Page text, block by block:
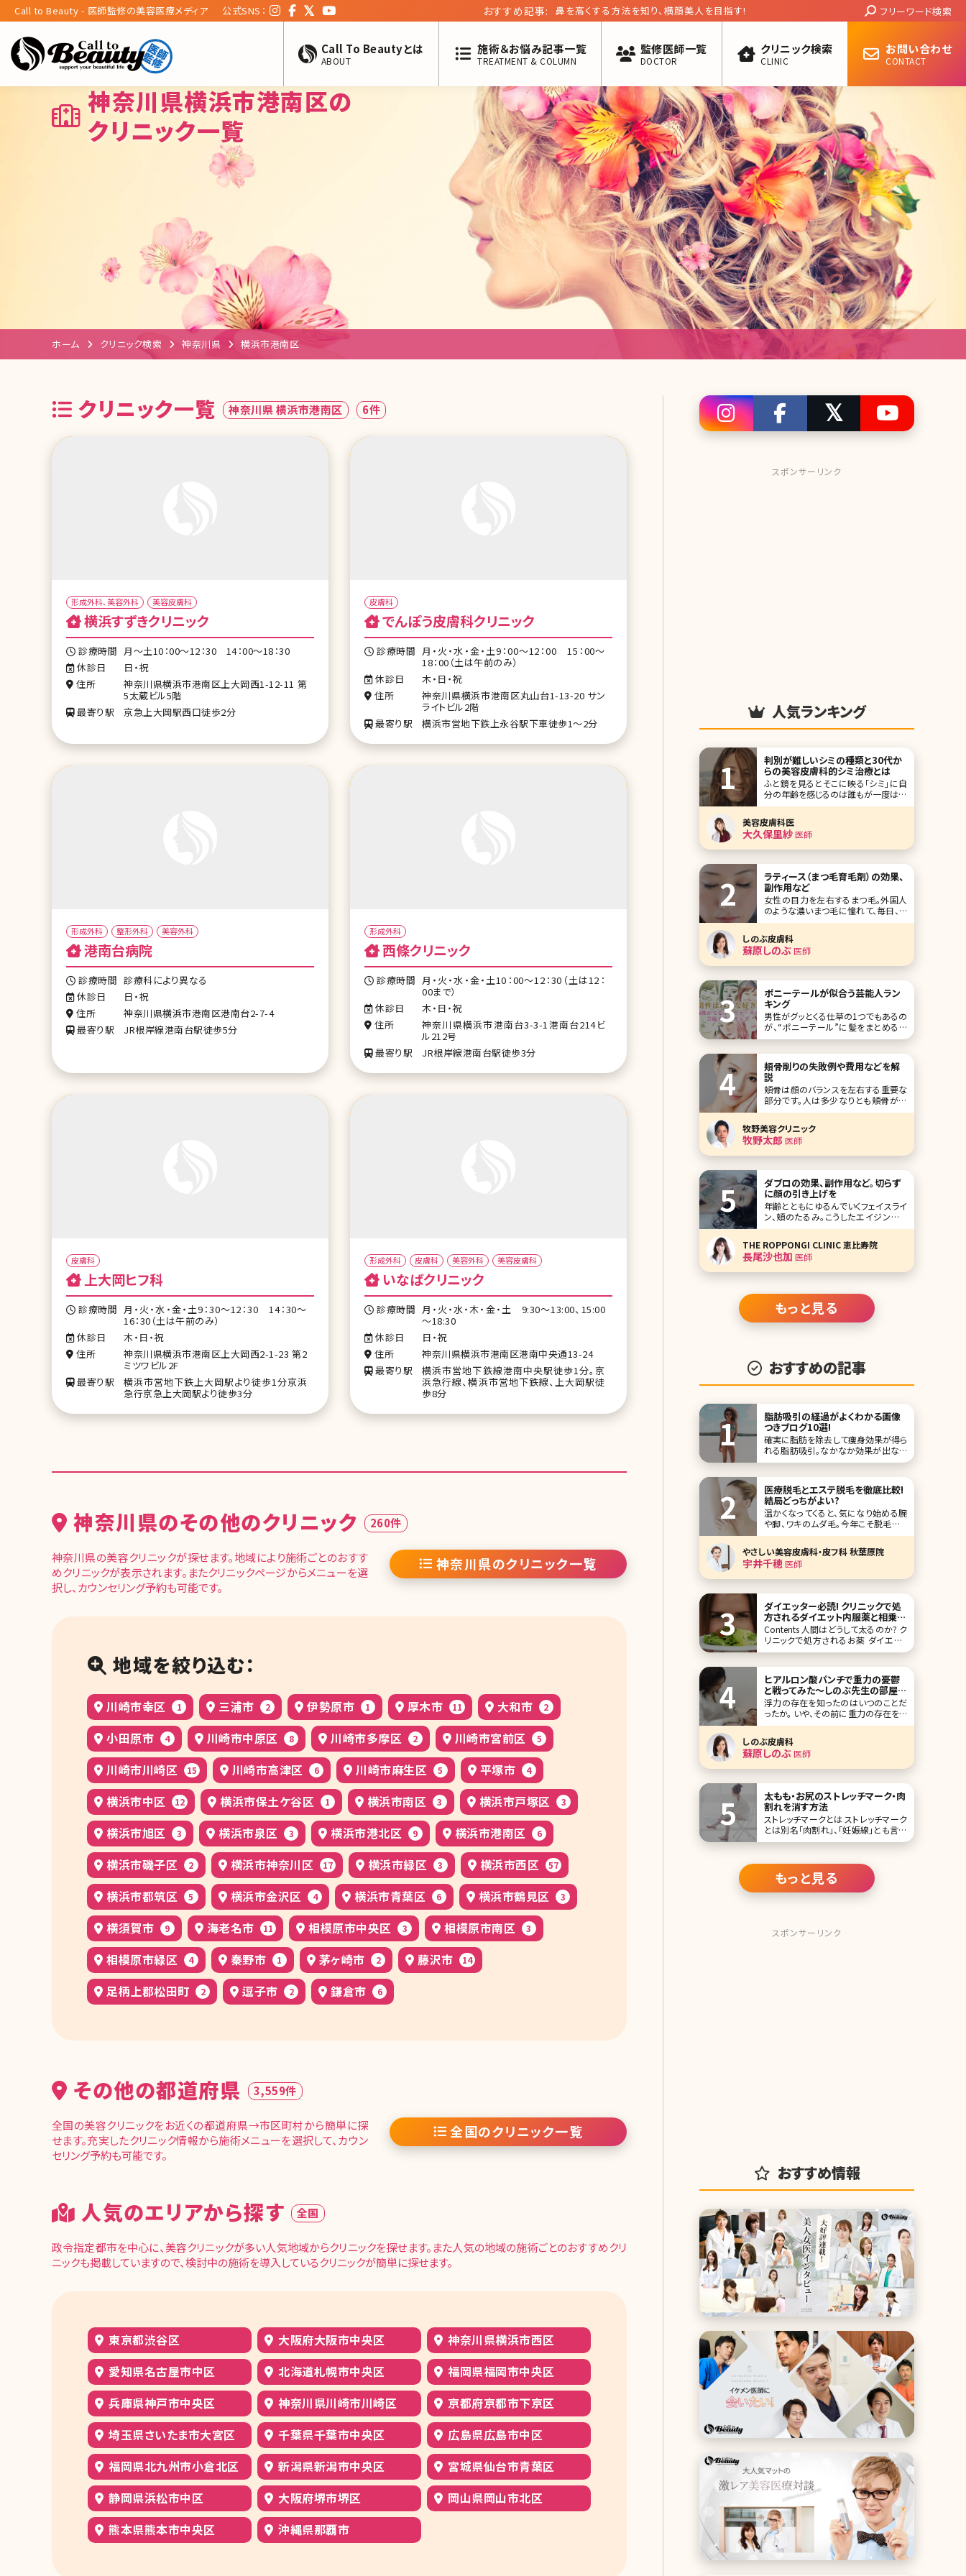
Call to Beauty - 医師監修の美容医療メディア 公式SNS： おすすめ記事: 美しいデコルテを持つ芸能人・女優ランキング Search:
フリーワード検索
Call To Beautyとは
ABOUT
施術＆お悩み記事一覧
TREATMENT & COLUMN
監修医師一覧
DOCTOR
クリニック検索
CLINIC
お問い合わせ
CONTACT
神奈川県横浜市港南区の
クリニック一覧
ホーム クリニック検索 神奈川県 横浜市港南区
クリニック一覧 神奈川県 横浜市港南区 6件
形成外科、美容外科 美容皮膚科
横浜すずきクリニック
診療時間 月～土10：00～12：30 14：00～18：30
休診日
日・祝
住所
神奈川県横浜市港南区上大岡西1-12-11 第
5太蔵ビル5階
最寄り駅
京急上大岡駅西口徒歩2分
皮膚科
でんぽう皮膚科クリニック
診療時間 月・火・水・金・土9：00～12：00 15：00～
18：00（土は午前のみ）
休診日
木・日・祝
住所
神奈川県横浜市港南区丸山台1-13-20 サン
ライトビル2階
最寄り駅
横浜市営地下鉄上永谷駅下車徒歩1～2分
形成外科 整形外科 美容外科
港南台病院
診療時間 診療科により異なる
休診日
日・祝
住所
神奈川県横浜市港南区港南台2-7-4
最寄り駅
JR根岸線港南台駅徒歩5分
形成外科
西條クリニック
診療時間 月・火・水・金・土10：00～12：30（土は12：
00まで）
休診日
木・日・祝
住所
神奈川県横浜市港南台3-3-1港南台214ビ
ル212号
最寄り駅
JR根岸線港南台駅徒歩3分
皮膚科
上大岡ヒフ科
診療時間 月・火・水・金・土9：30～12：30 14：30～
16：30（土は午前のみ）
休診日
木・日・祝
住所
神奈川県横浜市港南区上大岡西2-1-23 第2
ミツワビル2F
最寄り駅
横浜市営地下鉄上大岡駅より徒歩1分京浜
急行京急上大岡駅より徒歩3分
形成外科 皮膚科 美容外科 美容皮膚科
いなばクリニック
診療時間 月・火・水・木・金・土 9:30～13:00、15:00
～18:30
休診日
日・祝
住所
神奈川県横浜市港南区港南中央通13-24
最寄り駅
横浜市営地下鉄線港南中央駅徒歩1分。京
浜急行線、横浜市営地下鉄線、上大岡駅徒
歩8分
神奈川県のその他のクリニック 260件
神奈川県の美容クリニックが探せます。地域により施術ごとのおすす
めクリニックが表示されます。またクリニックページからメニューを選
択し、カウンセリング予約も可能です。
神奈川県のクリニック一覧
地域を絞り込む：
川崎市幸区 1 三浦市 2 伊勢原市 1 厚木市 11 大和市 2
小田原市 4 川崎市中原区 8 川崎市多摩区 2 川崎市宮前区 5
川崎市川崎区 15 川崎市高津区 6 川崎市麻生区 5 平塚市 4
横浜市中区 12 横浜市保土ケ谷区 1 横浜市南区 3 横浜市戸塚区 3
横浜市旭区 3 横浜市泉区 3 横浜市港北区 9 横浜市港南区 6
横浜市磯子区 2 横浜市神奈川区 17 横浜市緑区 3 横浜市西区 57
横浜市都筑区 5 横浜市金沢区 4 横浜市青葉区 6 横浜市鶴見区 3
横須賀市 9 海老名市 11 相模原市中央区 3 相模原市南区 3
相模原市緑区 4 秦野市 1 茅ヶ崎市 2 藤沢市 14
足柄上郡松田町 2 逗子市 2 鎌倉市 6
その他の都道府県 3,559件
全国の美容クリニックをお近くの都道府県→市区町村から簡単に探
せます。充実したクリニック情報から施術メニューを選択して、カウン
セリング予約も可能です。
全国のクリニック一覧
人気のエリアから探す 全国
政令指定都市を中心に、美容クリニックが多い人気地域からクリニックを探せます。また人気の地域の施術ごとのおすすめクリ
ニックも掲載していますので、検討中の施術を導入しているクリニックが簡単に探せます。
東京都渋谷区 大阪府大阪市中央区
神奈川県横浜市西区
愛知県名古屋市中区
北海道札幌市中央区
福岡県福岡市中央区
兵庫県神戸市中央区
神奈川県川崎市川崎区
京都府京都市下京区
埼玉県さいたま市大宮区
千葉県千葉市中央区
広島県広島市中区
福岡県北九州市小倉北区
新潟県新潟市中央区
宮城県仙台市青葉区
静岡県浜松市中区
大阪府堺市堺区
岡山県岡山市北区
熊本県熊本市中央区
沖縄県那覇市
スポンサーリンク
人気ランキング
判別が難しいシミの種類と30代か
らの美容皮膚科的シミ治療とは
ふと鏡を見るとそこに映る「シミ」に自
分の年齢を感じるのは誰もが一度は経
験することかと思います。シワやたるみ
より自分自身で1番気になるところは
シミだと言われています。シミがあるだ
けで隠すためにメイクの時間もかか
り、憂鬱な気持ちになった方も多いの
齢を感じるシミについ
美容皮膚科医
大久保里紗医師
ラティース（まつ毛育毛剤）の効果、
副作用など
女性の目力を左右するまつ毛。外国人
のような濃いまつ毛に憧れて、毎日、て
いねいにマスカラを重ね塗りしたり、エ
クステをつけて目力をアップさせてい
るという方もいるのではないでしょう
か。とはいえ、このようなまつ毛ケアに
力を入れすぎると、かえってまつ毛を傷
しのぶ皮膚科
蘇原しのぶ医師
ポニーテールが似合う芸能人ラン
キング
男性がグッとくる仕草の1つでもあるの
が、“ポニーテール”に髪をまとめると
き。オールシーズン人気のヘアアレンジ
て真似したくなってしまうポニーテール
が似合う女性芸能人を一挙にご紹介し
ます。お気に入りのポニーテールスタイ
ルをぜひ見つけてくださいね。 第1位綾
頬骨削りの失敗例や費用などを解
説
頬骨は顔のバランスを左右する重要な
部分です。人は多少なりとも頬骨が出
ているものですが、過度に突出した頬
を大きく見せてしまう原因にもなりま
す。しかし骨の手術は大がかりでリスク
が伴うこともあり、なかなか手術に踏
牧野美容クリニック
牧野太郎 医師
ダブロの効果、副作用など。切らず
に顔の引き上げを
年齢とともにゆるんでいくフェイスライ
ン、頬のたるみ。こうしたエイジングサ
インは肌の深い部分にある筋肉の衰え
によって起こるため、化粧品で解消する
ことは、まず不可能と言われています。
とはいえ、たるみは放置しておくとどん
どん進行してしまうもの。でも、切開す
がほとんど
THE ROPPONGI CLINIC 恵比寿院
長尾沙也加 医師
もっと見る
おすすめの記事
脂肪吸引の経過がよくわかる画像
つきブログ10選!
確実に脂肪を除去して痩身効果が得ら
れる脂肪吸引。なかなか効果が出ない
ダイエットを続けるよりも、脂肪吸引で
術を受ける勇気が出ないという方が多
いのではないでしょうか。 脂肪吸引は
皮膚からカニューレを通し、脂肪を吸引
して部分痩身やボティラインを整える
外科手術です。
医療脱毛とエステ脱毛を徹底比較!
結局どっちがよい?
温かくなってくると、気になり始める腕
や脚、ワキのムダ毛。今年こそ脱毛して
ツルツル肌を目指したい!という方は多
いのでは?そんな脱毛を考えるときの
永遠のテーマともいえるのが「医療機
関で脱毛するか、安いエステで脱毛す
るか」という点。 結論から言うと、今の
やさしい美容皮膚科・皮フ科 秋葉原院
宇井千穂 医師
ダイエッター必読! クリニックで処
方されるダイエット内服薬と相乗効
果もたらすサプリメントを解説
Contents 人間はどうして太るのか? ク
リニックで処方されるお薬 ダイエット
時に一緒に摂取すると効果的なサプリ
りでたお腹、ムチムチな二の腕や足な
どが目につくことはありませんか?数年
前に比べて全体的に体に
ヒアルロン酸パンチで重力の憂鬱
と戦ってみた～しのぶ先生の部屋
vol.2～
浮力の存在を知ったのはいつのことだ
ったか。 いや、その前に重力の存在をい
つ知ったのか。 地球は、磁石みたいに、
私をくっつけて離さない。 確かに宇宙
に放り出されたくない。まあ行ってはみ
たいけど、人間のいない世界は嫌だ。
しかし、地球よ、一言言わせて。 「“皮
しのぶ皮膚科
蘇原しのぶ医師
太もも・お尻のストレッチマーク・肉
割れを消す方法
ストレッチマークとは ストレッチマーク
とは別名「肉割れ」、「妊娠線」とも言わ
れています。 胸や腹部、お尻、二の腕、
膚が乾燥しやすい部分にできるひび割
れのような線で、日本人の80%にみら
れるともいわれています。幅は数ミリ程
度で、大きなものになると長さは
もっと見る
スポンサーリンク
おすすめ情報